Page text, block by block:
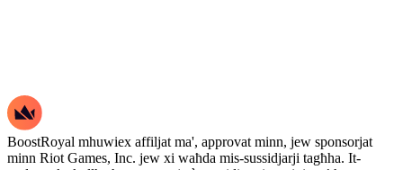
BoostRoyal mhuwiex affiljat ma', approvat minn, jew sponsorjat
minn Riot Games, Inc. jew xi waħda mis-sussidjarji tagħha. It-